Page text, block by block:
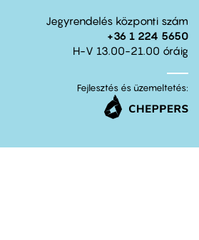
Jegyrendelés központi szám
+36 1 224 5650
H-V 13.00-21.00 óráig
Fejlesztés és üzemeltetés: